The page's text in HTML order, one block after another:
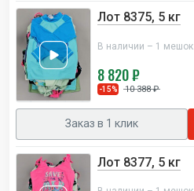
Лот 8375, 5 кг
В наличии – 1 мешок
8 820 ₽
-15% 10 388 ₽
Заказ в 1 клик
Лот 8377, 5 кг